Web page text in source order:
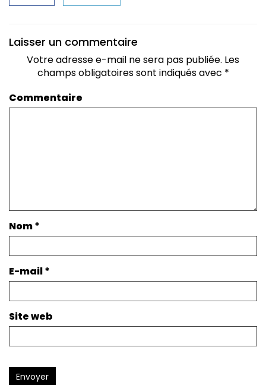
Laisser un commentaire
Votre adresse e-mail ne sera pas publiée. Les
champs obligatoires sont indiqués avec *
Commentaire
Nom*
E-mail*
Site web
Envoyer